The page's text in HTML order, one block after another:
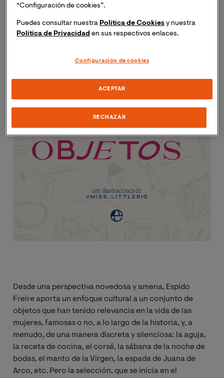
Desde una perspectiva novedosa y amena, Espido
Freire aporta un enfoque cultural a un conjunto de
objetos que han tenido relevancia en la vida de las
mujeres, famosas o no, a lo largo de la historia, y, a
menudo, de una manera discreta y silenciosa: la aguja,
la receta de cocina, el corsé, la sábana de la noche de
bodas, el manto de la Virgen, la espada de Juana de
Arco, etc. Pero la selección, que se inicia en el
“Configuración de cookies”.
Puedes consultar nuestra Política de Cookies y nuestra
Política de Privacidad en sus respectivos enlaces.
Configuración de cookies
RECHAZAR
ACEPTAR